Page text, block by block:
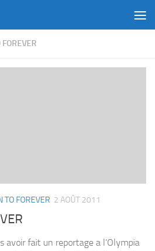
TO FOREVER 2 AOÛT 2011
avoir fait un reportage a l’Olympia